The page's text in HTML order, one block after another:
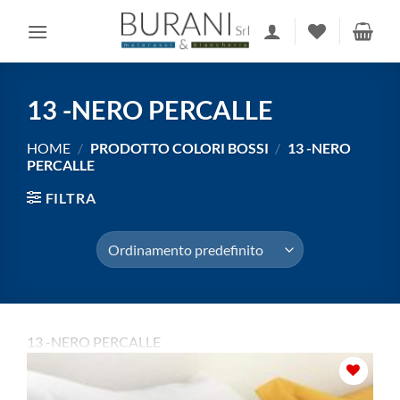
13 -NERO PERCALLE
HOME / PRODOTTO COLORI BOSSI / 13 -NERO
PERCALLE
FILTRA
13 -NERO PERCALLE